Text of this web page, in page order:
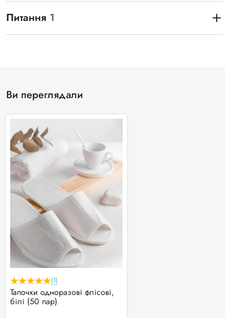
Питання 1
Ви переглядали
(1)
Тапочки одноразові флісові,
білі (50 пар)